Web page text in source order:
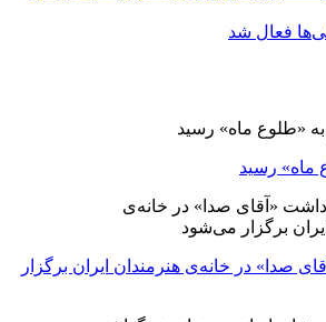
فعال شد
صدا» در خانه‌ی هنرمندان ایران برگزار